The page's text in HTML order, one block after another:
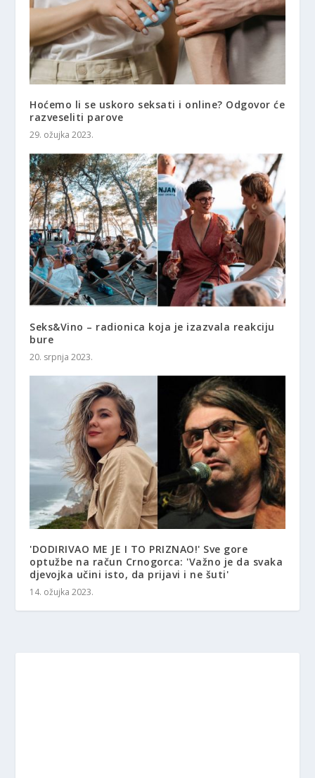
Hoćemo li se uskoro seksati i online? Odgovor će
razveseliti parove
29. ožujka 2023.
Seks&Vino – radionica koja je izazvala reakciju
bure
20. srpnja 2023.
'DODIRIVAO ME JE I TO PRIZNAO!' Sve gore
optužbe na račun Crnogorca: 'Važno je da svaka
djevojka učini isto, da prijavi i ne šuti'
14. ožujka 2023.